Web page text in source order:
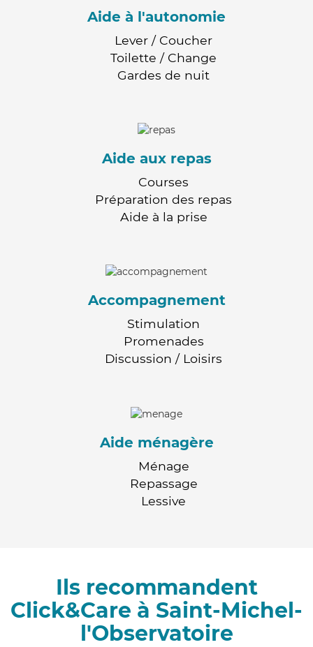
Aide à l'autonomie
Lever / Coucher
Toilette / Change
Gardes de nuit
Aide aux repas
Courses
Préparation des repas
Aide à la prise
Accompagnement
Stimulation
Promenades
Discussion / Loisirs
Aide ménagère
Ménage
Repassage
Lessive
Ils recommandent
Click&Care à Saint-Michel-
l'Observatoire